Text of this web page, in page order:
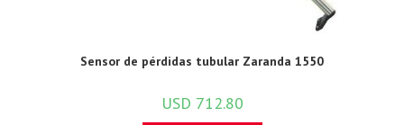
Sensor de pérdidas tubular Zaranda 1550
USD 712.80